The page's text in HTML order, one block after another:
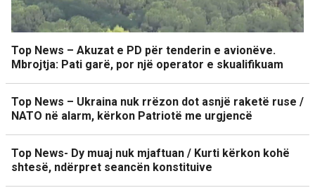
Top News – Akuzat e PD për tenderin e avionëve.
Mbrojtja: Pati garë, por një operator e skualifikuam
Top News – Ukraina nuk rrëzon dot asnjë raketë ruse /
NATO në alarm, kërkon Patriotë me urgjencë
Top News- Dy muaj nuk mjaftuan / Kurti kërkon kohë
shtesë, ndërpret seancën konstituive